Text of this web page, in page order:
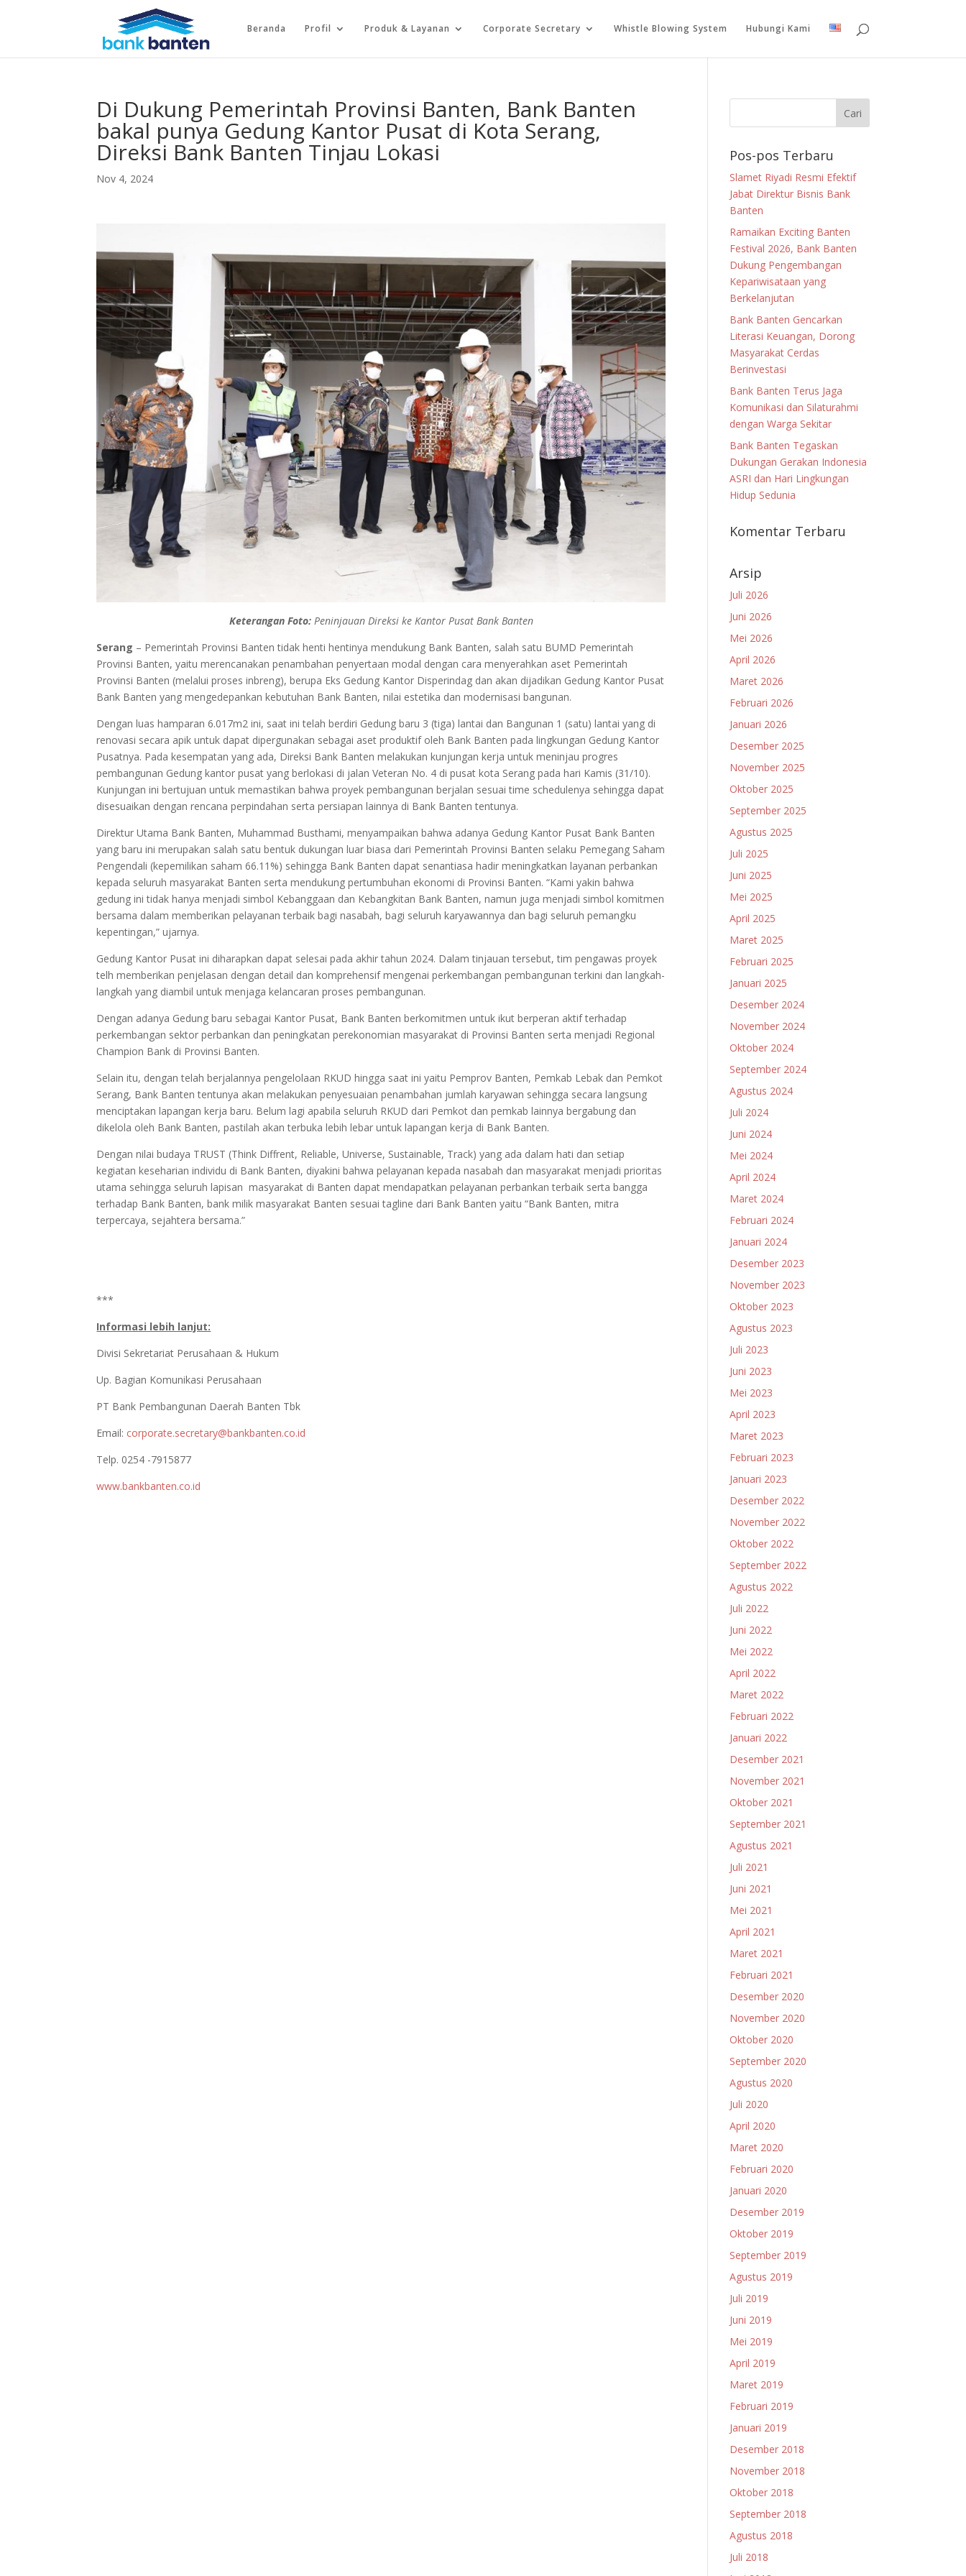
Beranda Profil Produk & Layanan Corporate Secretary Whistle Blowing System Hubungi Kami
Di Dukung Pemerintah Provinsi Banten, Bank Banten
bakal punya Gedung Kantor Pusat di Kota Serang,
Direksi Bank Banten Tinjau Lokasi
Nov 4, 2024
Keterangan Foto:Peninjauan Direksi ke Kantor Pusat Bank Banten
Serang – Pemerintah Provinsi Banten tidak henti hentinya mendukung Bank Banten, salah satu BUMD Pemerintah
Provinsi Banten, yaitu merencanakan penambahan penyertaan modal dengan cara menyerahkan aset Pemerintah
Provinsi Banten (melalui proses inbreng), berupa Eks Gedung Kantor Disperindag dan akan dijadikan Gedung Kantor Pusat
Bank Banten yang mengedepankan kebutuhan Bank Banten, nilai estetika dan modernisasi bangunan.
Dengan luas hamparan 6.017m2 ini, saat ini telah berdiri Gedung baru 3 (tiga) lantai dan Bangunan 1 (satu) lantai yang di
renovasi secara apik untuk dapat dipergunakan sebagai aset produktif oleh Bank Banten pada lingkungan Gedung Kantor
Pusatnya. Pada kesempatan yang ada, Direksi Bank Banten melakukan kunjungan kerja untuk meninjau progres
pembangunan Gedung kantor pusat yang berlokasi di jalan Veteran No. 4 di pusat kota Serang pada hari Kamis (31/10).
Kunjungan ini bertujuan untuk memastikan bahwa proyek pembangunan berjalan sesuai time schedulenya sehingga dapat
disesuaikan dengan rencana perpindahan serta persiapan lainnya di Bank Banten tentunya.
Direktur Utama Bank Banten, Muhammad Busthami, menyampaikan bahwa adanya Gedung Kantor Pusat Bank Banten
yang baru ini merupakan salah satu bentuk dukungan luar biasa dari Pemerintah Provinsi Banten selaku Pemegang Saham
Pengendali (kepemilikan saham 66.11%) sehingga Bank Banten dapat senantiasa hadir meningkatkan layanan perbankan
kepada seluruh masyarakat Banten serta mendukung pertumbuhan ekonomi di Provinsi Banten. “Kami yakin bahwa
gedung ini tidak hanya menjadi simbol Kebanggaan dan Kebangkitan Bank Banten, namun juga menjadi simbol komitmen
bersama dalam memberikan pelayanan terbaik bagi nasabah, bagi seluruh karyawannya dan bagi seluruh pemangku
kepentingan,” ujarnya.
Gedung Kantor Pusat ini diharapkan dapat selesai pada akhir tahun 2024. Dalam tinjauan tersebut, tim pengawas proyek
telh memberikan penjelasan dengan detail dan komprehensif mengenai perkembangan pembangunan terkini dan langkah-
langkah yang diambil untuk menjaga kelancaran proses pembangunan.
Dengan adanya Gedung baru sebagai Kantor Pusat, Bank Banten berkomitmen untuk ikut berperan aktif terhadap
perkembangan sektor perbankan dan peningkatan perekonomian masyarakat di Provinsi Banten serta menjadi Regional
Champion Bank di Provinsi Banten.
Selain itu, dengan telah berjalannya pengelolaan RKUD hingga saat ini yaitu Pemprov Banten, Pemkab Lebak dan Pemkot
Serang, Bank Banten tentunya akan melakukan penyesuaian penambahan jumlah karyawan sehingga secara langsung
menciptakan lapangan kerja baru. Belum lagi apabila seluruh RKUD dari Pemkot dan pemkab lainnya bergabung dan
dikelola oleh Bank Banten, pastilah akan terbuka lebih lebar untuk lapangan kerja di Bank Banten.
Dengan nilai budaya TRUST (Think Diffrent, Reliable, Universe, Sustainable, Track) yang ada dalam hati dan setiap
kegiatan keseharian individu di Bank Banten, diyakini bahwa pelayanan kepada nasabah dan masyarakat menjadi prioritas
utama sehingga seluruh lapisan masyarakat di Banten dapat mendapatkan pelayanan perbankan terbaik serta bangga
terhadap Bank Banten, bank milik masyarakat Banten sesuai tagline dari Bank Banten yaitu “Bank Banten, mitra
terpercaya, sejahtera bersama.”
***
Informasi lebih lanjut:
Divisi Sekretariat Perusahaan & Hukum
Up. Bagian Komunikasi Perusahaan
PT Bank Pembangunan Daerah Banten Tbk
Email: corporate.secretary@bankbanten.co.id
Telp. 0254 -7915877
www.bankbanten.co.id
Pos-pos Terbaru
Slamet Riyadi Resmi Efektif
Jabat Direktur Bisnis Bank
Banten
Ramaikan Exciting Banten
Festival 2026, Bank Banten
Dukung Pengembangan
Kepariwisataan yang
Berkelanjutan
Bank Banten Gencarkan
Literasi Keuangan, Dorong
Masyarakat Cerdas
Berinvestasi
Bank Banten Terus Jaga
Komunikasi dan Silaturahmi
dengan Warga Sekitar
Bank Banten Tegaskan
Dukungan Gerakan Indonesia
ASRI dan Hari Lingkungan
Hidup Sedunia
Komentar Terbaru
Arsip
Juli 2026
Juni 2026
Mei 2026
April 2026
Maret 2026
Februari 2026
Januari 2026
Desember 2025
November 2025
Oktober 2025
September 2025
Agustus 2025
Juli 2025
Juni 2025
Mei 2025
April 2025
Maret 2025
Februari 2025
Januari 2025
Desember 2024
November 2024
Oktober 2024
September 2024
Agustus 2024
Juli 2024
Juni 2024
Mei 2024
April 2024
Maret 2024
Februari 2024
Januari 2024
Desember 2023
November 2023
Oktober 2023
Agustus 2023
Juli 2023
Juni 2023
Mei 2023
April 2023
Maret 2023
Februari 2023
Januari 2023
Desember 2022
November 2022
Oktober 2022
September 2022
Agustus 2022
Juli 2022
Juni 2022
Mei 2022
April 2022
Maret 2022
Februari 2022
Januari 2022
Desember 2021
November 2021
Oktober 2021
September 2021
Agustus 2021
Juli 2021
Juni 2021
Mei 2021
April 2021
Maret 2021
Februari 2021
Desember 2020
November 2020
Oktober 2020
September 2020
Agustus 2020
Juli 2020
April 2020
Maret 2020
Februari 2020
Januari 2020
Desember 2019
Oktober 2019
September 2019
Agustus 2019
Juli 2019
Juni 2019
Mei 2019
April 2019
Maret 2019
Februari 2019
Januari 2019
Desember 2018
November 2018
Oktober 2018
September 2018
Agustus 2018
Juli 2018